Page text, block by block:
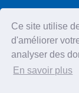
Ce site utilise
d'améliorer
analyser des
En savoir plus